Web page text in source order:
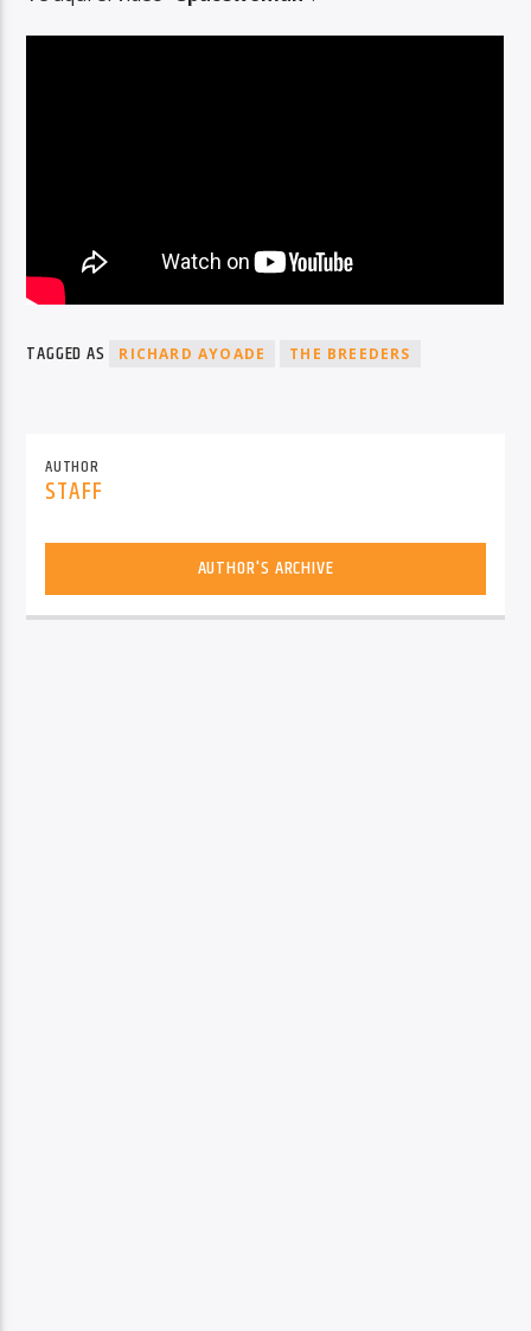
TAGGED AS RICHARD AYOADE THE BREEDERS
AUTHOR
STAFF
AUTHOR'S ARCHIVE